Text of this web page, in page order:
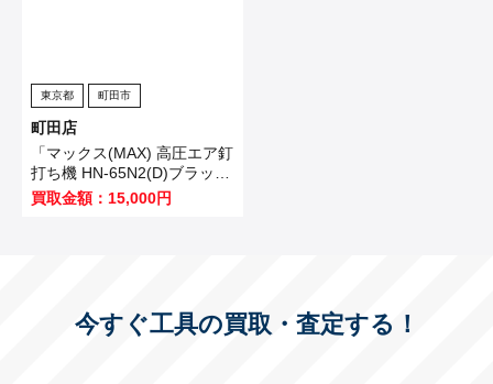
東京都 町田市
町田店
「マックス(MAX) 高圧エア釘
打ち機 HN-65N2(D)ブラッ
ク」を買い取りました！
買取金額：15,000円
今すぐ工具の買取・査定する！